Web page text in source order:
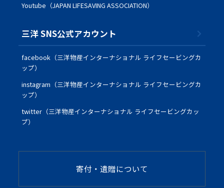
Youtube（JAPAN LIFESAVING ASSOCIATION）
三洋 SNS公式アカウント
facebook（三洋物産インターナショナル ライフセービングカ
ップ）
instagram（三洋物産インターナショナル ライフセービングカ
ップ）
twitter（三洋物産インターナショナル ライフセービングカッ
プ）
寄付・遺贈について